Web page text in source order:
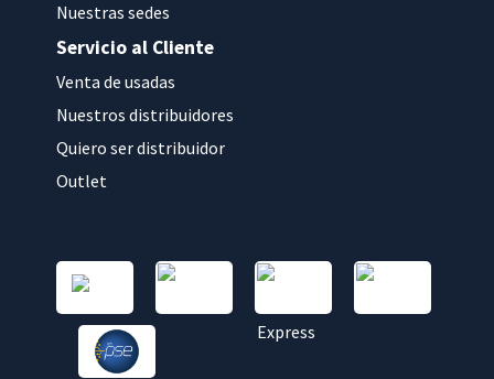
Nuestras sedes
Servicio al Cliente
Venta de usadas
Nuestros distribuidores
Quiero ser distribuidor
Outlet